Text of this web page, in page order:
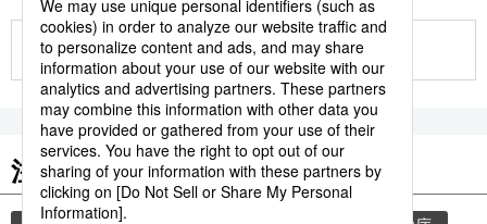
もっと見る
注目のキーワード